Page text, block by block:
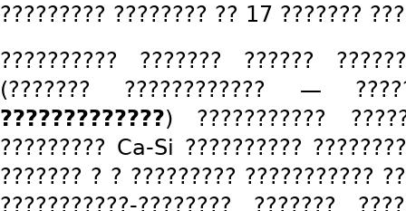
????????? ???????? ?? 17 ???????
?????????? ??????? ??????
(??????? ???????????? —
?????????????) ???????????
????????? Ca-Si ??????????
??????? ? ? ????????? ???????????
???????????-???????? ???????